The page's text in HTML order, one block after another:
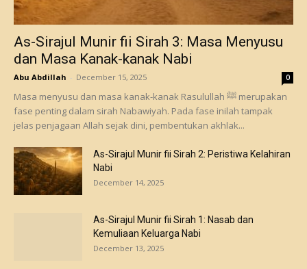
As-Sirajul Munir fii Sirah 3: Masa Menyusu
dan Masa Kanak-kanak Nabi
Abu Abdillah - December 15, 2025 0
Masa menyusu dan masa kanak-kanak Rasulullah ﷺ merupakan
fase penting dalam sirah Nabawiyah. Pada fase inilah tampak
jelas penjagaan Allah sejak dini, pembentukan akhlak...
As-Sirajul Munir fii Sirah 2: Peristiwa Kelahiran
Nabi
December 14, 2025
As-Sirajul Munir fii Sirah 1: Nasab dan
Kemuliaan Keluarga Nabi
December 13, 2025